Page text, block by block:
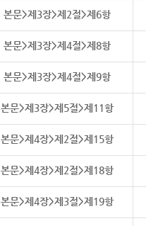
본문>제3장>제2절>제6항
본문>제3장>제4절>제8항
본문>제3장>제4절>제9항
본문>제3장>제5절>제11항
본문>제4장>제2절>제15항
본문>제4장>제2절>제18항
본문>제4장>제3절>제19항